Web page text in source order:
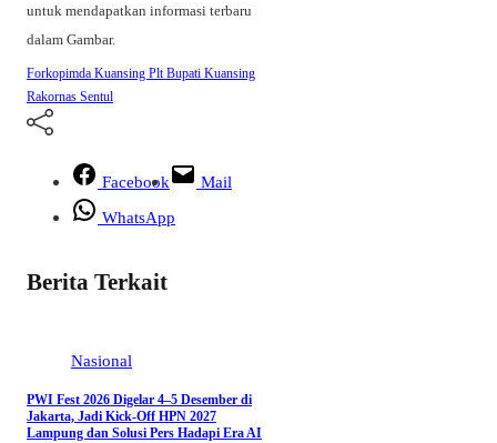
untuk mendapatkan informasi terbaru
dalam Gambar.
Forkopimda Kuansing Plt Bupati Kuansing
Rakornas Sentul
Facebook
Mail
WhatsApp
Berita Terkait
Nasional
PWI Fest 2026 Digelar 4–5 Desember di
Jakarta, Jadi Kick-Off HPN 2027
Lampung dan Solusi Pers Hadapi Era AI